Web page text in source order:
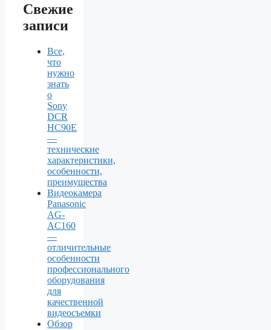
Свежие
записи
Все,
что
нужно
знать
о
Sony
DCR
HC90E
—
технические
характеристики,
особенности,
преимущества
Видеокамера
Panasonic
AG-
AC160
—
отличительные
особенности
профессионального
оборудования
для
качественной
видеосъемки
Обзор